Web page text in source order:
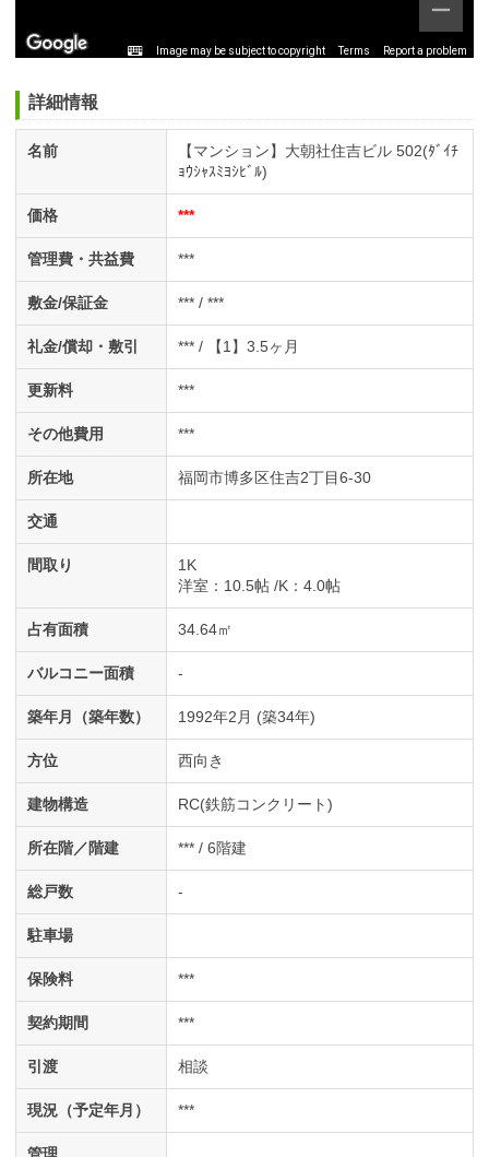
Image may be subject to copyright Terms Report a problem
詳細情報
名前
【マンション】大朝社住吉ビル 502(ﾀﾞｲﾁ
ｮｳｼｬｽﾐﾖｼﾋﾞﾙ)
価格 ***
管理費・共益費 ***
敷金/保証金 *** / ***
礼金/償却・敷引 *** / 【1】3.5ヶ月
更新料 ***
その他費用 ***
所在地 福岡市博多区住吉2丁目6-30
交通
間取り
1K
洋室 ：10.5帖 K ：4.0帖
占有面積 34.64㎡
バルコニー面積 -
築年月（築年数） 1992年2月 (築34年)
方位 西向き
建物構造 RC(鉄筋コンクリート)
所在階／階建 *** / 6階建
総戸数 -
駐車場
保険料 ***
契約期間 ***
引渡 相談
現況（予定年月） ***